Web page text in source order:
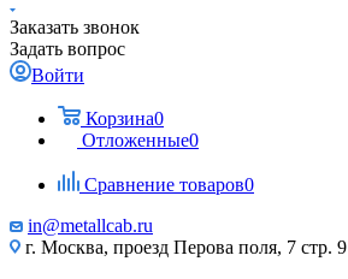
Заказать звонок
Задать вопрос
Войти
Корзина0
Отложенные0
Сравнение товаров0
in@metallcab.ru
г. Москва, проезд Перова поля, 7 стр. 9